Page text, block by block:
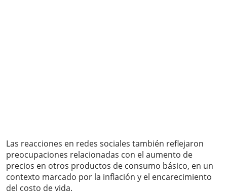
Las reacciones en redes sociales también reflejaron
preocupaciones relacionadas con el aumento de
precios en otros productos de consumo básico, en un
contexto marcado por la inflación y el encarecimiento
del costo de vida.